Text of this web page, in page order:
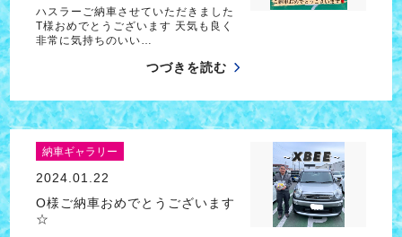
ハスラーご納車させていただきました
T様おめでとうございます 天気も良く
非常に気持ちのいい…
つづきを読む
納車ギャラリー
2024.01.22
O様ご納車おめでとうございます
☆